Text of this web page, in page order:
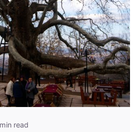
read